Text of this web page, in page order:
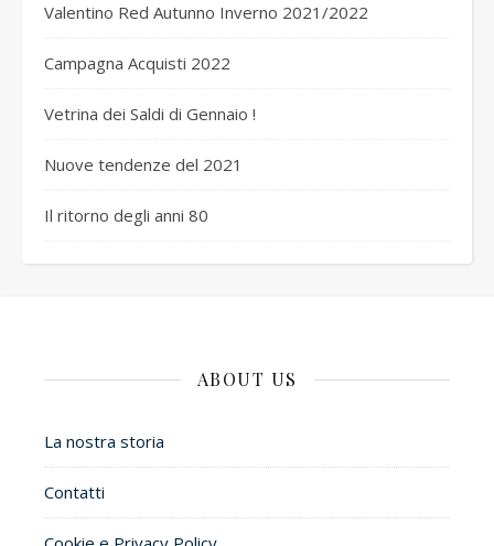
Valentino Red Autunno Inverno 2021/2022
Campagna Acquisti 2022
Vetrina dei Saldi di Gennaio !
Nuove tendenze del 2021
Il ritorno degli anni 80
ABOUT US
La nostra storia
Contatti